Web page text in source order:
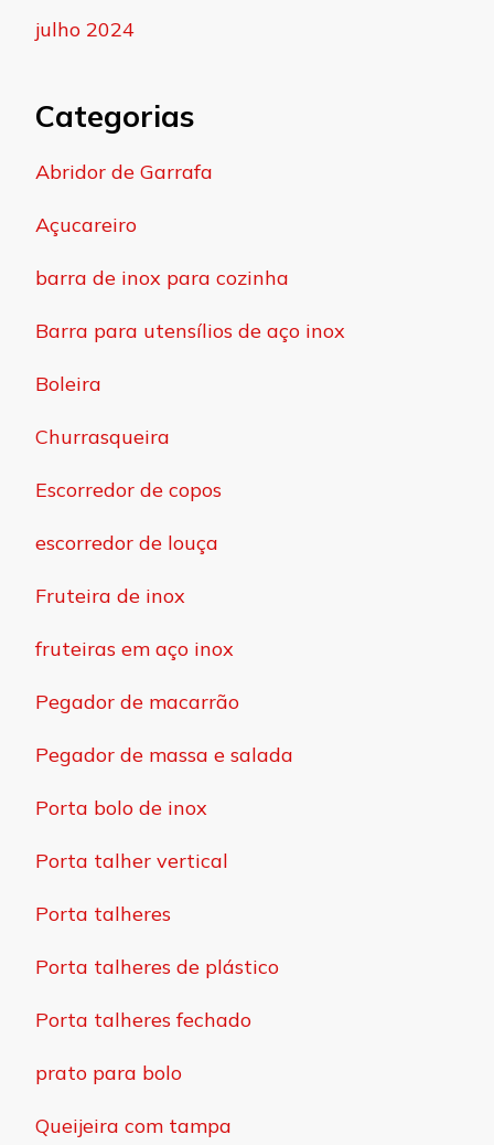
julho 2024
Categorias
Abridor de Garrafa
Açucareiro
barra de inox para cozinha
Barra para utensílios de aço inox
Boleira
Churrasqueira
Escorredor de copos
escorredor de louça
Fruteira de inox
fruteiras em aço inox
Pegador de macarrão
Pegador de massa e salada
Porta bolo de inox
Porta talher vertical
Porta talheres
Porta talheres de plástico
Porta talheres fechado
prato para bolo
Queijeira com tampa